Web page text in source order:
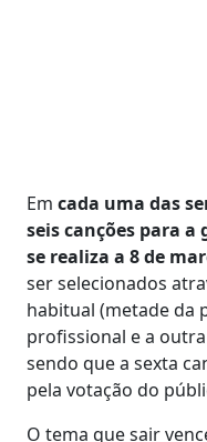
Em cada uma das
seis canções para
se realiza a 8 de
ser selecionados
habitual (metade da
profissional e a
sendo que a sexta
pela votação do
O tema que sair